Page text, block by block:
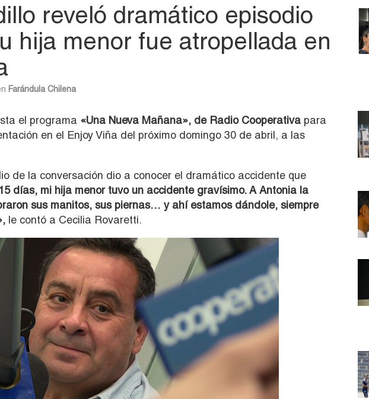
reveló dramático episodio
hija menor fue atropellada en
Farándula Chilena
el programa «Una Nueva Mañana», de Radio Cooperativa para
en el Enjoy Viña del próximo domingo 30 de abril, a las
de la conversación dio a conocer el dramático accidente que
días, mi hija menor tuvo un accidente gravísimo. A Antonia la
sus manitos, sus piernas… y ahí estamos dándole, siempre
le contó a Cecilia Rovaretti.